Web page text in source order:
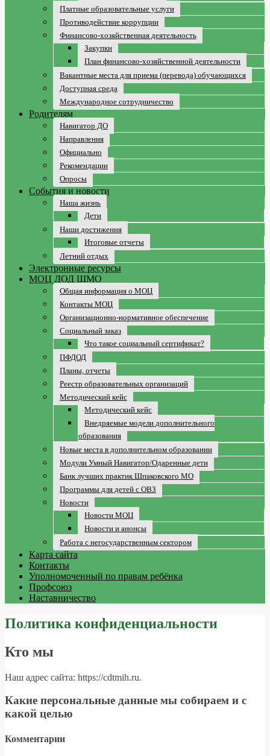
Платные образовательные услуги
Противодействие коррупции
Финансово-хозяйственная деятельность
Закупки
План финансово-хозяйственной деятельности
Вакантные места для приема (перевода) обучающихся
Доступная среда
Международное сотрудничество
Родителям
Навигатор ДО
Направления
Официально
Рекомендации
Опросы
События и новости
Наша жизнь
Дети
Наши достижения
Итоговые отчеты
Летний отдых
Электронные ресурсы
МОЦ ДОД ШМО
Общая информация о МОЦ
Контакты МОЦ
Организационно-нормативное обеспечение
Социальный заказ
Что такое социальный сертификат?
ПФДОД
Планы, отчеты
Реестр образовательных организаций
Методический кейс
Методический кейс
Внедряемые модели дополнительного
образования
Новые места в дополнительном образовании
Модули Умный Навигатор/Одаренные дети
Банк лучших практик Шпаковского МО
Программы для детей с ОВЗ
Новости
Новости МОЦ
Новости и анонсы
Работа с негосударственным сектором
Карта сайта
Контакты
Уполномоченный по правам ребёнка
Профсоюз
Наставничество
Политика конфиденциальности
Кто мы
Наш адрес сайта: https://cdtmih.ru.
Какие персональные данные мы собираем и с
какой целью
Комментарии